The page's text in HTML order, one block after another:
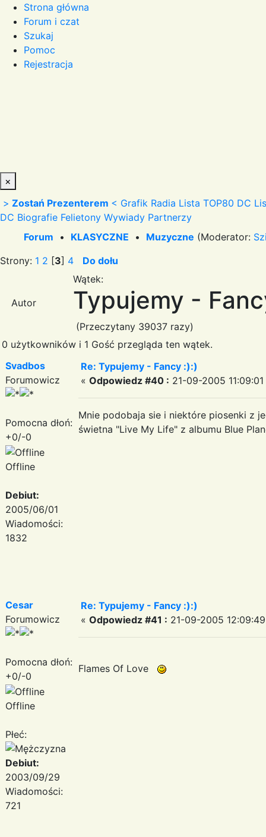
Strona główna
Forum i czat
Szukaj
Pomoc
Rejestracja
×
> Zostań Prezenterem < Grafik Radia Lista TOP80 DC
DC Biografie Felietony Wywiady Partnerzy
Forum • KLASYCZNE • Muzyczne (Moderator:
Strony: 1 2 [3] 4 Do dołu
Autor
Wątek:
Typujemy -
(Przeczytany 39037 razy)
0 użytkowników i 1 Gość przegląda ten wątek.
Svadbos
Forumowicz
Pomocna dłoń:
+0/-0
Offline
Debiut:
2005/06/01
Wiadomości:
1832
Re: Typujemy - Fancy :):)
« Odpowiedz #40 : 21-09-2005 11:09:01
Mnie podobaja sie i niektóre piosenki z
świetna "Live My Life" z albumu Blue
Cesar
Forumowicz
Pomocna dłoń:
+0/-0
Offline
Płeć:
Debiut:
2003/09/29
Wiadomości:
721
Re: Typujemy - Fancy :):)
« Odpowiedz #41 : 21-09-2005
Flames Of Love